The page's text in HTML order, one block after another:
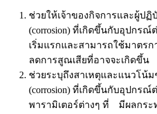
ช่วยให้เจ้าของกิจการและผู้ป
(corrosion) ที่เกิดขึ้นกับอุปกรณ์
เริ่มแรกและสามารถใช้มาตรก
ลดการสูณเสียที่อาจจะเกิดขึ้น
ช่วยระบุถึงสาเหตุและแนวโน้
(corrosion) ที่เกิดขึ้นกับอุปกรณ์
พารามิเตอร์ต่างๆ ที่ มีผลกระ